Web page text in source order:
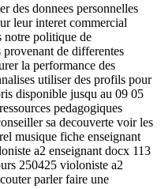
des donnees personnelles
leur interet commercial
notre politique de
provenant de differentes
la performance des
utiliser des profils pour
disponible jusqu au 09 05
pedagogiques
sa decouverte voir les
musique fiche enseignant
a2 enseignant docx 113
250425 violoniste a2
parler faire une